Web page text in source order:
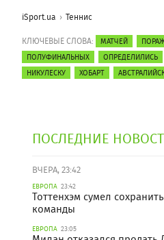
iSport.ua Теннис
КЛЮЧЕВЫЕ СЛОВА: МАТЧЕЙ
ПОЛУФИНАЛЬНЫХ
ОПРЕДЕЛИЛИСЬ
НИКУЛЕСКУ
ХОБАРТ
ПОСЛЕДНИЕ
ВЧЕРА, 23:42
ЕВРОПА 23:42
Тоттенхэм сумел
команды
ЕВРОПА 23:05